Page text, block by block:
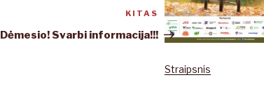
Kitas
įrašas
KITAS
Dėmesio! Svarbi informacija!!!
Straipsnis